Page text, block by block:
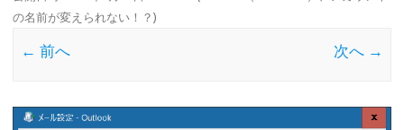
の名前が変えられない！？ )
← 前へ 次へ →